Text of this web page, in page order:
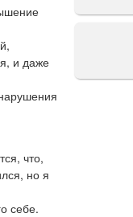
и даже
что,
но я
себе.